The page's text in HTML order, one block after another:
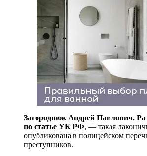
Загороднюк Андрей Павлович.
по статье УК РФ, — такая
опубликована в полицейском
преступников.